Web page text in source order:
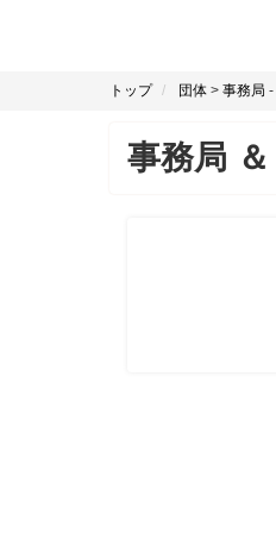
トップ 団体 > 事務局 -
事務局 ＆